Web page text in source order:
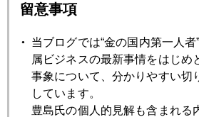
そのドバイに並ぶゴールドショップの
は超閑散。高値圏では買い控え。下が
ばかり買いに入る。ＮＹ先物主導の上
やすい。
留意事項
当ブログでは“金の国内第一人
属ビジネスの最新事情をはじめ
事象について、分かりやすい切
しています。
豊島氏の個人的見解も含まれる